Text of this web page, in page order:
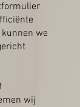
we
wij